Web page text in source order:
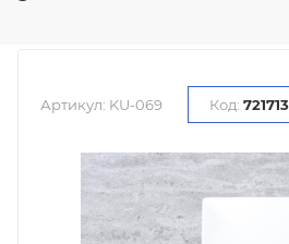
Артикул: KU-069 Код: 721713